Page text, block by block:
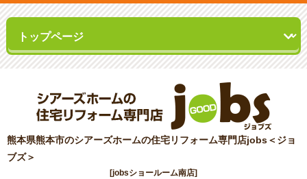
熊本県熊本市のシアーズホームの住宅リフォーム専門店jobs＜ジョ
ブズ＞
[jobsショールーム南店]